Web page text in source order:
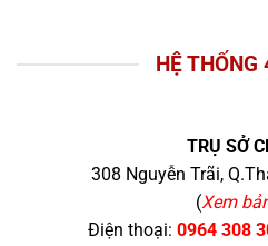
HỆ THỐNG
TRỤ SỞ
308 Nguyễn Trãi,
(Xem
Điện thoại: 0964 308